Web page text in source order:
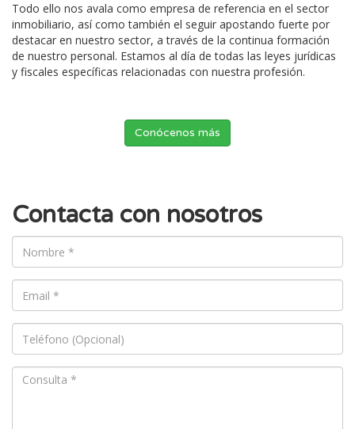
Todo ello nos avala como empresa de referencia en el sector
inmobiliario, así como también el seguir apostando fuerte por
destacar en nuestro sector, a través de la continua formación
de nuestro personal. Estamos al día de todas las leyes jurídicas
y fiscales específicas relacionadas con nuestra profesión.
Conócenos más
Contacta con nosotros